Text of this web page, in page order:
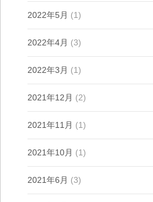
2022年5月 (1)
2022年4月 (3)
2022年3月 (1)
2021年12月 (2)
2021年11月 (1)
2021年10月 (1)
2021年6月 (3)